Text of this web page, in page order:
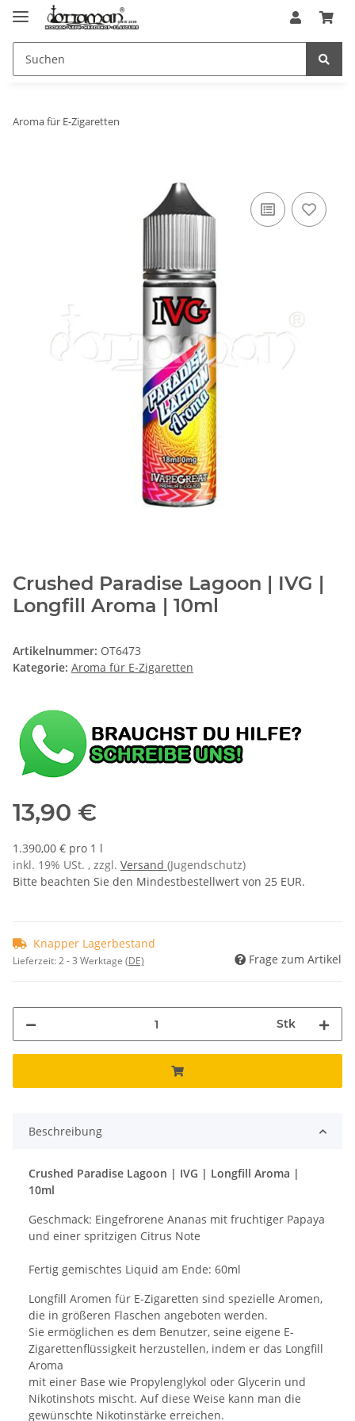
Aroma für E-Zigaretten
Crushed Paradise Lagoon | IVG |
Longfill Aroma | 10ml
Artikelnummer: OT6473
Kategorie: Aroma für E-Zigaretten
13,90 €
1.390,00 € pro 1 l
inkl. 19% USt. , zzgl. Versand (Jugendschutz)
Bitte beachten Sie den Mindestbestellwert von 25 EUR.
Knapper Lagerbestand
Lieferzeit:2 - 3 Werktage (DE) Frage zum Artikel
Stk
Beschreibung
Crushed Paradise Lagoon | IVG | Longfill Aroma |
10ml
Geschmack: Eingefrorene Ananas mit fruchtiger Papaya
und einer spritzigen Citrus Note
Fertig gemischtes Liquid am Ende: 60ml
Longfill Aromen für E-Zigaretten sind spezielle Aromen,
die in größeren Flaschen angeboten werden.
Sie ermöglichen es dem Benutzer, seine eigene E-
Zigarettenflüssigkeit herzustellen, indem er das Longfill
Aroma
mit einer Base wie Propylenglykol oder Glycerin und
Nikotinshots mischt. Auf diese Weise kann man die
gewünschte Nikotinstärke erreichen.